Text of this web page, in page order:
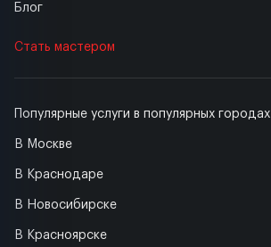
Популярные услуги в популярных городах
В Москве
В Краснодаре
В Новосибирске
В Красноярске
Блог
Стать мастером